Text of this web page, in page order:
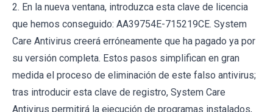
2. En la nueva ventana, introduzca esta clave de licencia
que hemos conseguido: AA39754E-715219CE. System
Care Antivirus creerá erróneamente que ha pagado ya por
su versión completa. Estos pasos simplifican en gran
medida el proceso de eliminación de este falso antivirus;
tras introducir esta clave de registro, System Care
Antivirus permitirá la ejecución de programas instalados,